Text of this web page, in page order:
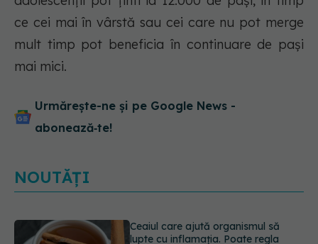
ce cei mai în vârstă sau cei care nu pot merge
mult timp pot beneficia în continuare de pași
mai mici.
Urmărește-ne și pe Google News -
abonează‑te!
NOUTĂȚI
Ce spune culoarea ta preferată
despre vârsta pe care o ai. Care